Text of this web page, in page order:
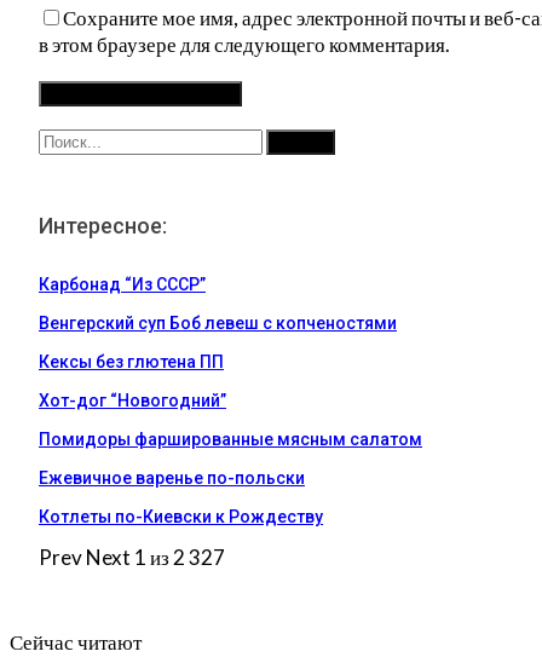
Сохраните мое имя, адрес электронной почты и веб-
в этом браузере для следующего комментария.
Интересное:
Карбонад “Из СССР”
Венгерский суп Боб левеш с копченостями
Кексы без глютена ПП
Хот-дог “Новогодний”
Помидоры фаршированные мясным салатом
Ежевичное варенье по-польски
Котлеты по-Киевски к Рождеству
PrevNext 1 из 2 327
Сейчас читают